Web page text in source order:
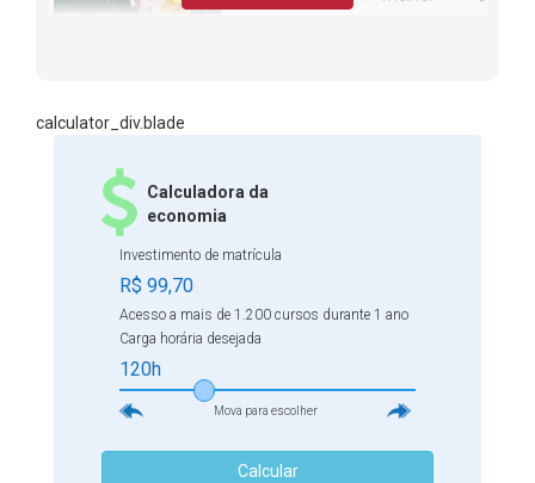
comportamento, a anatomia cerebral, as funções ligadas
a neurociência é muito importante na educação, pois ela
nos auxilia a compreender, de forma mais precisa, como
as crianças aprendem a ler e a escrever e como os
educadores podem potencializar o aprendizado delas.
Dessa maneira, com o auxílio da neurociência, o
professor alfabetizador pode explorar melhor as letras, os
sons, as palavras e os cinco sentidos, tornando os
processos de alfabetização e de ensino-aprendizagem
mais significativos para as crianças. Então, como tornar
neurociência na alfabetização? Pensando nessas
calculator_div.blade
Calculadora da
economia
Investimento de matrícula
R$ 99,70
Acesso a mais de 1.200 cursos durante 1 ano
Carga horária desejada
120h
Mova para escolher
Calcular